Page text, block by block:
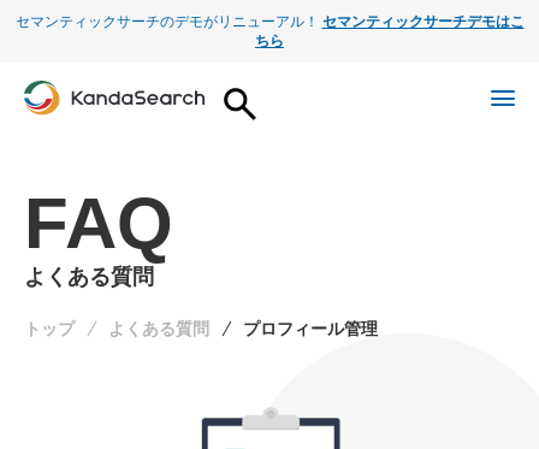
セマンティックサーチのデモがリニューアル！ セマンティックサーチデモはこ
ちら
FAQ
よくある質問
トップ よくある質問 プロフィール管理